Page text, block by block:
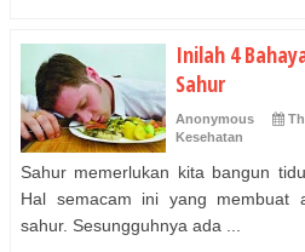
Inilah 4
Sahur
Anonymous
Kesehatan
Sahur memerlukan kita bangun
Hal semacam ini yang membuat
sahur. Sesungguhnya ada ...